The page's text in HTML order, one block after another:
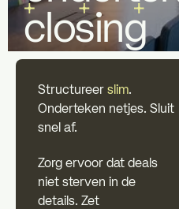
zz
Individual investors
FAQ
closing
Structureerslim.
Onderteken netjes. Sluit
snel af.
Zorg ervoor dat deals
niet sterven in de
details. Zet